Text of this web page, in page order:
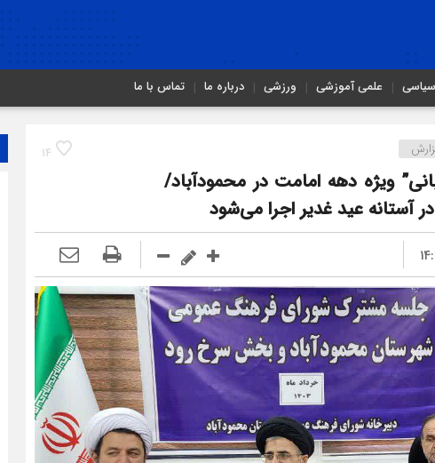
سیاسی علمی آموزشی ورزشی درباره ما تماس با ما
14
ویژه دهه امامت در محمودآباد/
عید غدیر اجرا می‌شود